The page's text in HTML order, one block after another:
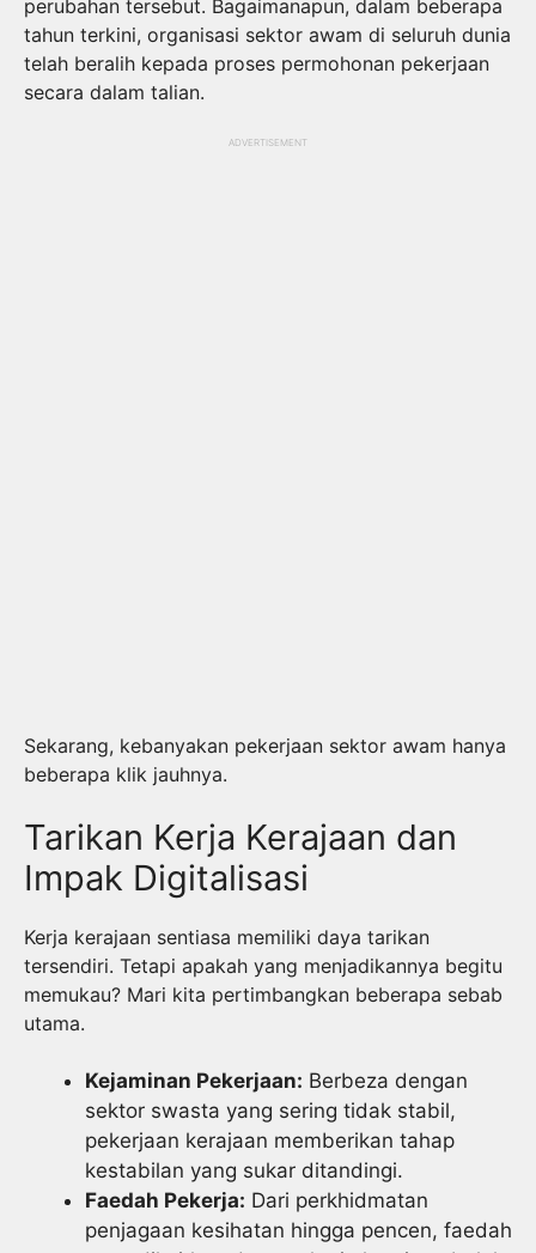
perubahan tersebut. Bagaimanapun, dalam beberapa
tahun terkini, organisasi sektor awam di seluruh dunia
telah beralih kepada proses permohonan pekerjaan
secara dalam talian.
ADVERTISEMENT
Sekarang, kebanyakan pekerjaan sektor awam hanya
beberapa klik jauhnya.
Tarikan Kerja Kerajaan dan
Impak Digitalisasi
Kerja kerajaan sentiasa memiliki daya tarikan
tersendiri. Tetapi apakah yang menjadikannya begitu
memukau? Mari kita pertimbangkan beberapa sebab
utama.
Kejaminan Pekerjaan: Berbeza dengan
sektor swasta yang sering tidak stabil,
pekerjaan kerajaan memberikan tahap
kestabilan yang sukar ditandingi.
Faedah Pekerja: Dari perkhidmatan
penjagaan kesihatan hingga pencen, faedah